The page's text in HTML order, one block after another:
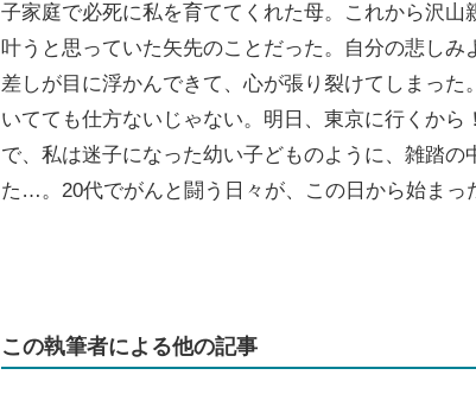
子家庭で必死に私を育ててくれた母。これから沢山
叶うと思っていた矢先のことだった。自分の悲しみ
差しが目に浮かんできて、心が張り裂けてしまった
いてても仕方ないじゃない。明日、東京に行くから
で、私は迷子になった幼い子どものように、雑踏の
た…。20代でがんと闘う日々が、この日から始まっ
この執筆者による他の記事